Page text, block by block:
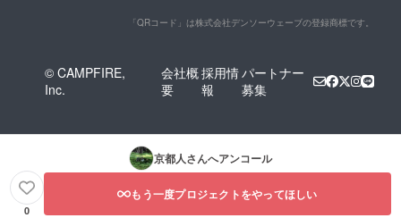
「QRコード」は株式会社デンソーウェーブの登録商標です。
© CAMPFIRE,
Inc.
会社概
要
採用情
報
パートナー
募集
京都人さんへアンコール
0
もう一度プロジェクトをやってほしい